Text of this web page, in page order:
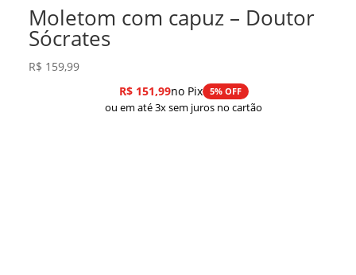
Moletom com capuz – Doutor
Sócrates
R$ 159,99
R$151,99no Pix 5% OFF
ou em até 3x sem juros no cartão